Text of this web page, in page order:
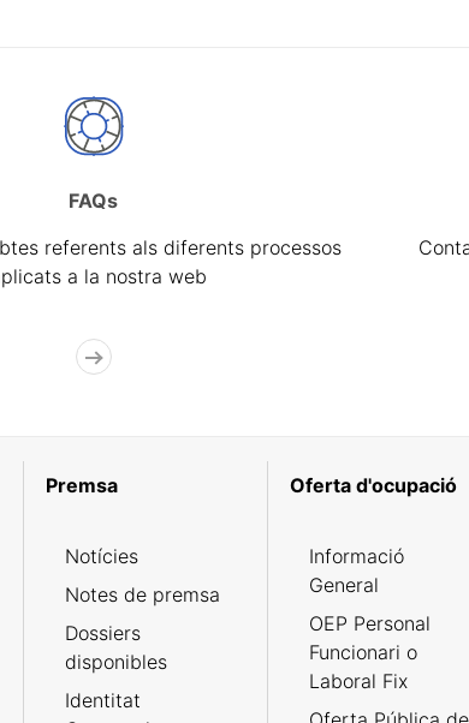
FAQs
referents als diferents processos
a la nostra web
Premsa
Notícies
Notes de premsa
Dossiers
disponibles
Identitat
Oferta d'ocupació
Informació
General
OEP Personal
Funcionari o
Laboral Fix